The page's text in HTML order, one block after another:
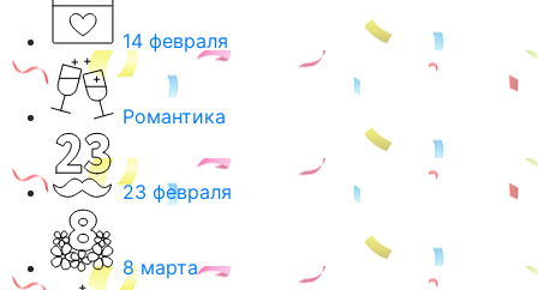
14 февраля
Романтика
23 февраля
8 марта